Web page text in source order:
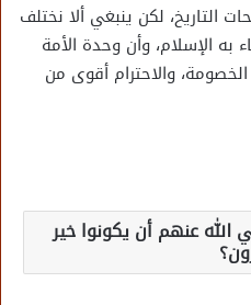
لكن ينبغي ألا نختلف
الإسلام، وأن وحدة الأمة
والاحترام أقوى من
الله عنهم أن يكونوا خير